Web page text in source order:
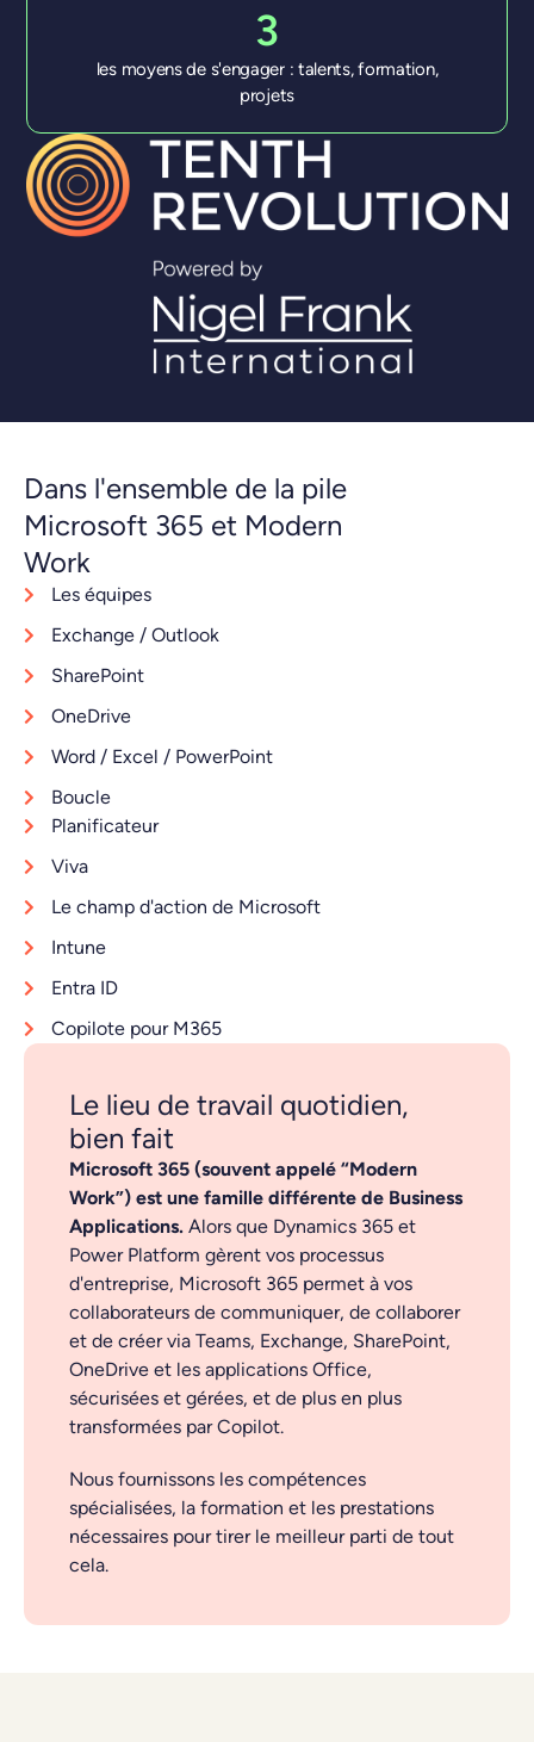
3
les moyens de s'engager : talents, formation,
projets
Dans l'ensemble de la pile
Microsoft 365 et Modern
Work
Les équipes
Exchange / Outlook
SharePoint
OneDrive
Word / Excel / PowerPoint
Boucle
Planificateur
Viva
Le champ d'action de Microsoft
Intune
Entra ID
Copilote pour M365
Le lieu de travail quotidien,
bien fait
Microsoft 365 (souvent appelé “Modern
Work”) est une famille différente de Business
Applications. Alors que Dynamics 365 et
Power Platform gèrent vos processus
d'entreprise, Microsoft 365 permet à vos
collaborateurs de communiquer, de collaborer
et de créer via Teams, Exchange, SharePoint,
OneDrive et les applications Office,
sécurisées et gérées, et de plus en plus
transformées par Copilot.
Nous fournissons les compétences
spécialisées, la formation et les prestations
nécessaires pour tirer le meilleur parti de tout
cela.